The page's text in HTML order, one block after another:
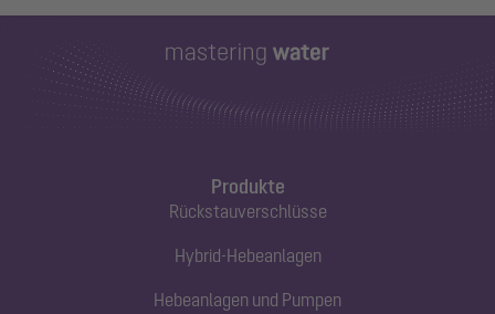
Produkte
Rückstauverschlüsse
Hybrid-Hebeanlagen
Hebeanlagen und Pumpen